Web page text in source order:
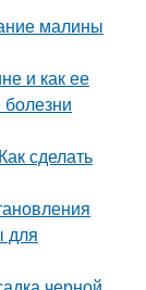
малины
и как ее
сделать
для